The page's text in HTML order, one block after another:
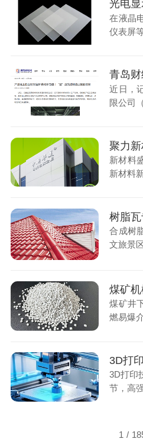
在液晶
仪表屏
近日，
限公司
新材料
新材料
合成树
文旅景
煤矿井
燃易爆
3D打印
节，高
1 /